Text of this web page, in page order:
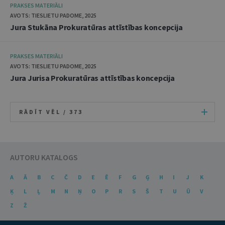
PRAKSES MATERIĀLI
AVOTS: TIESLIETU PADOME, 2025
Jura Stukāna Prokuratūras attīstības koncepcija
PRAKSES MATERIĀLI
AVOTS: TIESLIETU PADOME, 2025
Jura Jurisa Prokuratūras attīstības koncepcija
RĀDĪT VĒL / 373
AUTORU KATALOGS
A Ā B C Č D E Ē F G Ģ H I J
K
Ķ
L Ļ M N Ņ O P R S Š T U Ū
V
Z
Ž